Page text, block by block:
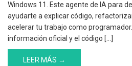
Windows 11. Este agente de IA para
ayudarte a explicar código,
acelerar tu trabajo como
información oficial y el código […]
LEER MÁS →